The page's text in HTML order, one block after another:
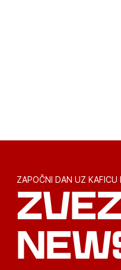
ZAPOČNI DAN UZ KAFICU I